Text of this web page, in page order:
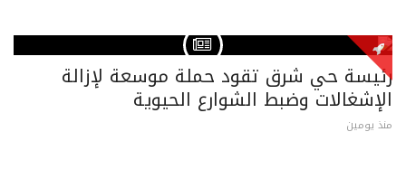
رئيسة حي شرق تقود حملة موسعة لإزالة
الإشغالات وضبط الشوارع الحيوية
منذ يومين